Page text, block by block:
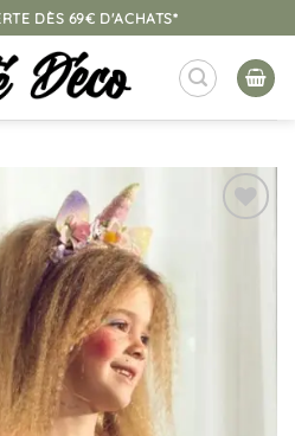
DÈS 69€ D'ACHATS*